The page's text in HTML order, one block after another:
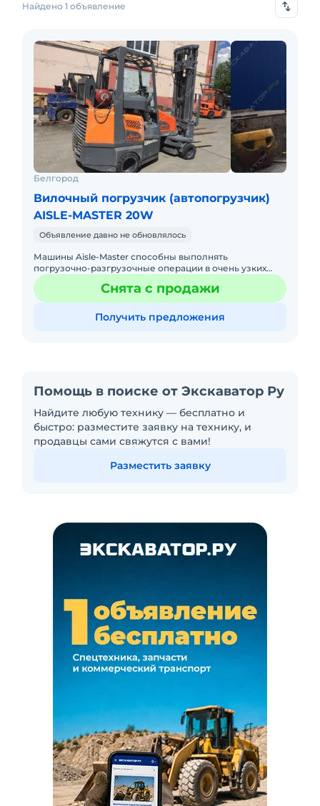
Найдено 1 объявление
Белгород
Вилочный погрузчик (автопогрузчик)
AISLE-MASTER 20W
Объявление давно не обновлялось
Машины Aisle-Master способны выполнять
погрузочно-разгрузочные операции в очень узких
межстеллажных проходах, до 1,8 метров – что гораздо
меньше, чем требуетсяСнята с продажи
Получить предложения
Помощь в поиске от Экскаватор Ру
Найдите любую технику — бесплатно и
быстро: разместите заявку на технику, и
продавцы сами свяжутся с вами!
Разместить заявку